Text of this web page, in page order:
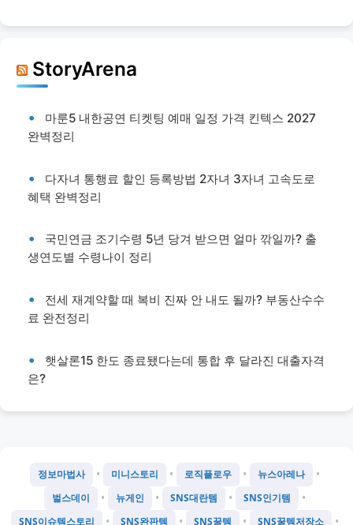
StoryArena
마룬5 내한공연 티켓팅 예매 일정 가격 킨텍스 2027
완벽정리
다자녀 통행료 할인 등록방법 2자녀 3자녀 고속도로
혜택 완벽정리
국민연금 조기수령 5년 당겨 받으면 얼마 깎일까? 출
생연도별 수령나이 정리
전세 재계약할 때 복비 진짜 안 내도 될까? 부동산수수
료 완전정리
햇살론15 한도 종료됐다는데 통합 후 달라진 대출자격
은?
정보마법사 • 미니스토리 • 로직플로우 • 뉴스아레나 •
벌스데이 • 뉴게인 • SNS대란템 • SNS인기템 •
SNS이슈템스토리 • SNS완판템 • SNS꿀템 • SNS꿀템저장소 •